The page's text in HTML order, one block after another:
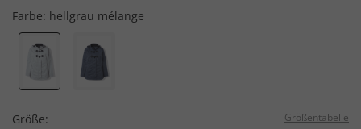
Farbe: hellgrau mélange
Größe: Größentabelle